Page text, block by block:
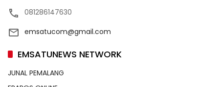
081286147630
emsatucom@gmail.com
EMSATUNEWS NETWORK
JUNAL PEMALANG